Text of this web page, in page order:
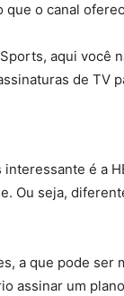
que o canal
aqui você
de TV
é a
Ou seja,
a que pode ser
assinar um